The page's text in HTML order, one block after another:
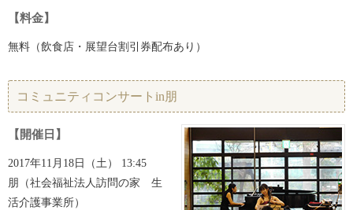
【料金】
無料（飲食店・展望台割引券配布あり）
コミュニティコンサートin朋
【開催日】
2017年11月18日（土） 13:45
朋（社会福祉法人訪問の家 生
活介護事業所）